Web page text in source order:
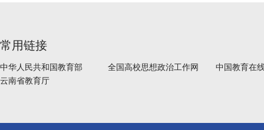
常用链接
中华人民共和国教育部 全国高校思想政治工作网
中国教育在
云南省教育厅